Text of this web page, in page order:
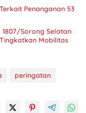
Penanganan 53
1807/Sorong Selatan
Mobilitas
peringatan